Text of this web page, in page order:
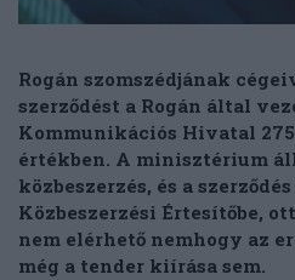
Rogán szomszédjának
szerződést a Rogán által
Kommunikációs Hivatal
értékben. A minisztérium
közbeszerzés, és a
Közbeszerzési Értesítőbe,
nem elérhető nemhogy az
még a tender kiírása sem.